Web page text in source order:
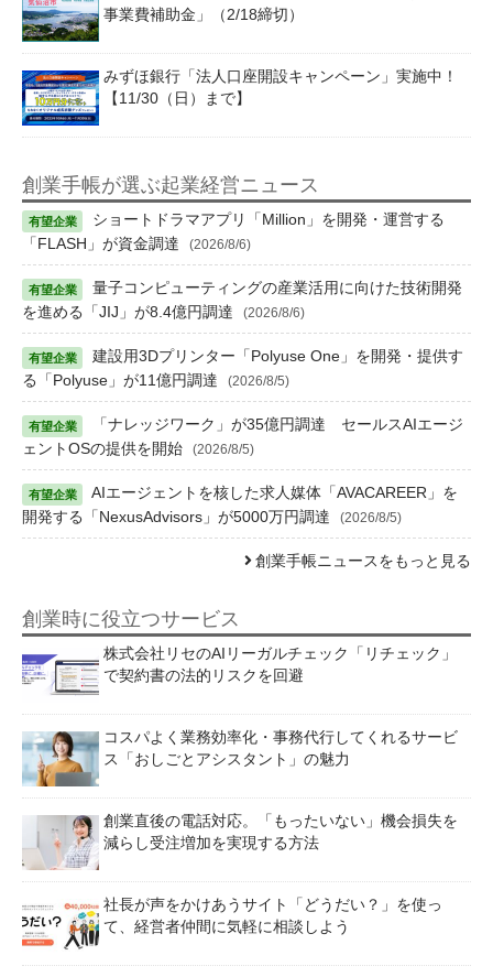
事業費補助金」（2/18締切）
みずほ銀行「法人口座開設キャンペーン」実施中！
【11/30（日）まで】
創業手帳が選ぶ起業経営ニュース
ショートドラマアプリ「Million」を開発・運営する
「FLASH」が資金調達
(2026/8/6)
量子コンピューティングの産業活用に向けた技術開発
を進める「JIJ」が8.4億円調達
(2026/8/6)
建設用3Dプリンター「Polyuse One」を開発・提供す
る「Polyuse」が11億円調達
(2026/8/5)
「ナレッジワーク」が35億円調達 セールスAIエージ
ェントOSの提供を開始
(2026/8/5)
AIエージェントを核した求人媒体「AVACAREER」を
開発する「NexusAdvisors」が5000万円調達
(2026/8/5)
創業手帳ニュースをもっと見る
創業時に役立つサービス
株式会社リセのAIリーガルチェック「リチェック」
で契約書の法的リスクを回避
コスパよく業務効率化・事務代行してくれるサービ
ス「おしごとアシスタント」の魅力
創業直後の電話対応。「もったいない」機会損失を
減らし受注増加を実現する方法
社長が声をかけあうサイト「どうだい？」を使っ
て、経営者仲間に気軽に相談しよう